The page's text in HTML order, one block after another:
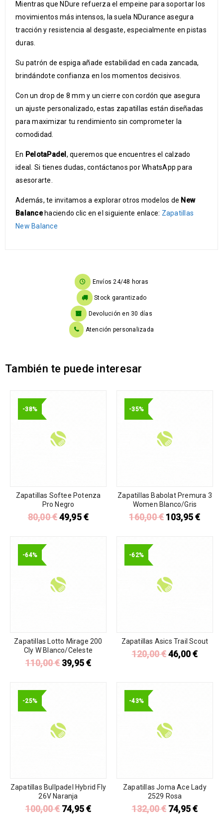
Mientras que NDure refuerza el empeine para soportar los
movimientos más intensos, la suela NDurance asegura
tracción y resistencia al desgaste, especialmente en pistas
duras.
Su patrón de espiga añade estabilidad en cada zancada,
brindándote confianza en los momentos decisivos.
Con un drop de 8 mm y un cierre con cordón que asegura
un ajuste personalizado, estas zapatillas están diseñadas
para maximizar tu rendimiento sin comprometer la
comodidad.
En PelotaPadel , queremos que encuentres el calzado
ideal. Si tienes dudas, contáctanos por WhatsApp para
asesorarte.
Además, te invitamos a explorar otros modelos de New
Balancehaciendo clic en el siguiente enlace: Zapatillas
New Balance
Envíos 24/48 horas
Stock garantizado
Devolución en 30 días
Atención personalizada
También te puede interesar
-38%
Zapatillas Softee Potenza
Pro Negro
80,00€49,95€
-35%
Zapatillas Babolat Premura 3
Women Blanco/Gris
160,00€ 103,95€
-64%
Zapatillas Lotto Mirage 200
Cly W Blanco/Celeste
110,00€ 39,95€
-62%
Zapatillas Asics Trail Scout
120,00€46,00€
-25%
Zapatillas Bullpadel Hybrid Fly
26V Naranja
100,00€ 74,95€
-43%
Zapatillas Joma Ace Lady
2529 Rosa
132,00€ 74,95€